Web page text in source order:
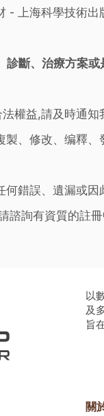
上海科學技術
斷、治療方案
權益,請及時通
、修改、编釋
錯誤、遺漏或因
詢有資質的註
以
及
旨
關